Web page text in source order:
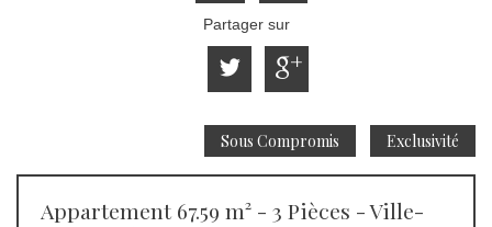
Partager sur
Sous Compromis Exclusivité
Appartement 67.59 m² - 3 Pièces - Ville-